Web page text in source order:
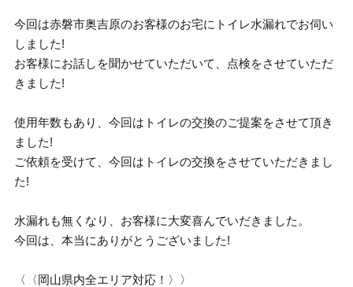
今回は赤磐市奥吉原のお客様のお宅にトイレ水漏れでお伺い
しました!
お客様にお話しを聞かせていただいて、点検をさせていただ
きました!
使用年数もあり、今回はトイレの交換のご提案をさせて頂き
ました!
ご依頼を受けて、今回はトイレの交換をさせていただきまし
た!
水漏れも無くなり、お客様に大変喜んでいだきました。
今回は、本当にありがとうございました!
〈〈岡山県内全エリア対応！〉〉